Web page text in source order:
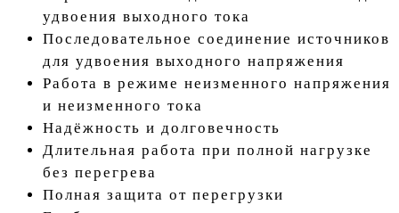
удвоения выходного тока
Последовательное соединение источников
для удвоения выходного напряжения
Работа в режиме неизменного напряжения
и неизменного тока
Надёжность и долговечность
Длительная работа при полной нагрузке
без перегрева
Полная защита от перегрузки